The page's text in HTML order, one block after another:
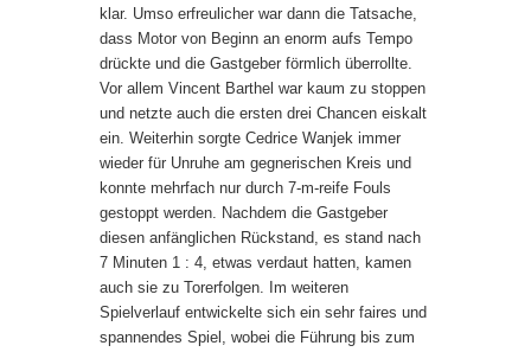
klar. Umso erfreulicher war dann die Tatsache,
dass Motor von Beginn an enorm aufs Tempo
drückte und die Gastgeber förmlich überrollte.
Vor allem Vincent Barthel war kaum zu stoppen
und netzte auch die ersten drei Chancen eiskalt
ein. Weiterhin sorgte Cedrice Wanjek immer
wieder für Unruhe am gegnerischen Kreis und
konnte mehrfach nur durch 7-m-reife Fouls
gestoppt werden. Nachdem die Gastgeber
diesen anfänglichen Rückstand, es stand nach
7 Minuten 1 : 4, etwas verdaut hatten, kamen
auch sie zu Torerfolgen. Im weiteren
Spielverlauf entwickelte sich ein sehr faires und
spannendes Spiel, wobei die Führung bis zum